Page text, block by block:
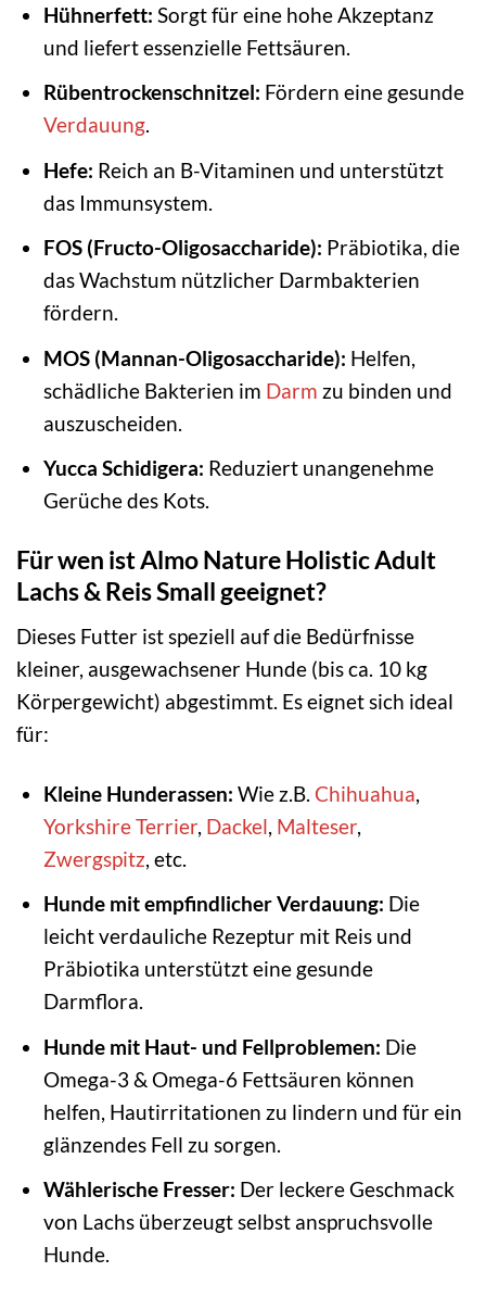
Hühnerfett: Sorgt für eine hohe Akzeptanz
und liefert essenzielle Fettsäuren.
Rübentrockenschnitzel: Fördern eine gesunde
Verdauung.
Hefe: Reich an B-Vitaminen und unterstützt
das Immunsystem.
FOS (Fructo-Oligosaccharide): Präbiotika, die
das Wachstum nützlicher Darmbakterien
fördern.
MOS (Mannan-Oligosaccharide): Helfen,
schädliche Bakterien im Darm zu binden und
auszuscheiden.
Yucca Schidigera: Reduziert unangenehme
Gerüche des Kots.
Für wen ist Almo Nature Holistic Adult
Lachs & Reis Small geeignet?
Dieses Futter ist speziell auf die Bedürfnisse
kleiner, ausgewachsener Hunde (bis ca. 10 kg
Körpergewicht) abgestimmt. Es eignet sich ideal
für:
Kleine Hunderassen: Wie z.B. Chihuahua
Yorkshire Terrier, Dackel Malteser,
Zwergspitz , etc.
Hunde mit empfindlicher Verdauung: Die
leicht verdauliche Rezeptur mit Reis und
Präbiotika unterstützt eine gesunde
Darmflora.
Hunde mit Haut- und Fellproblemen: Die
Omega-3 & Omega-6 Fettsäuren können
helfen, Hautirritationen zu lindern und für ein
glänzendes Fell zu sorgen.
Wählerische Fresser: Der leckere Geschmack
von Lachs überzeugt selbst anspruchsvolle
Hunde.